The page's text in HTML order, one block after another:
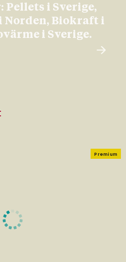
Pellets i Sverige,
Norden, Biokraft i
i Sverige.
Premium